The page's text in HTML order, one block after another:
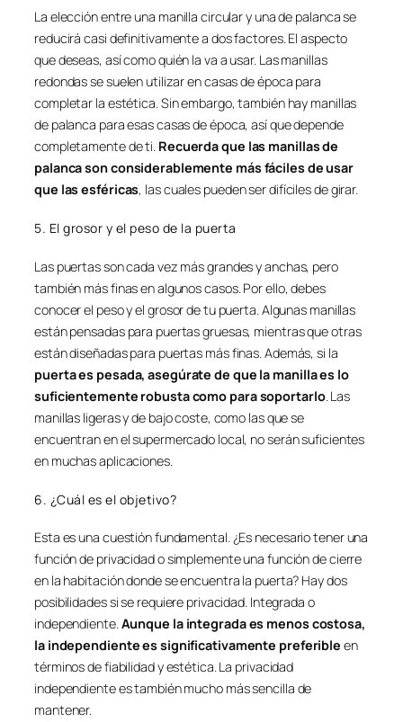
La elección entre una manilla circular y una de palanca se
reducirá casi definitivamente a dos factores. El aspecto
que deseas, así como quién la va a usar. Las manillas
redondas se suelen utilizar en casas de época para
completar la estética. Sin embargo, también hay manillas
de palanca para esas casas de época, así que depende
completamente de ti. Recuerda que las manillas de
palanca son considerablemente más fáciles de usar
que las esféricas, las cuales pueden ser difíciles de girar.
5. El grosor y el peso de la puerta
Las puertas son cada vez más grandes y anchas, pero
también más finas en algunos casos. Por ello, debes
conocer el peso y el grosor de tu puerta. Algunas manillas
están pensadas para puertas gruesas, mientras que otras
están diseñadas para puertas más finas. Además, si la
puerta es pesada, asegúrate de que la manilla es lo
suficientemente robusta como para soportarlo. Las
manillas ligeras y de bajo coste, como las que se
encuentran en el supermercado local, no serán suficientes
en muchas aplicaciones.
6. ¿Cuál es el objetivo?
Esta es una cuestión fundamental. ¿Es necesario tener una
función de privacidad o simplemente una función de cierre
en la habitación donde se encuentra la puerta? Hay dos
posibilidades si se requiere privacidad. Integrada o
independiente.Aunque la integrada es menos costosa,
la independiente es significativamente preferible en
términos de fiabilidad y estética. La privacidad
independiente es también mucho más sencilla de
mantener.